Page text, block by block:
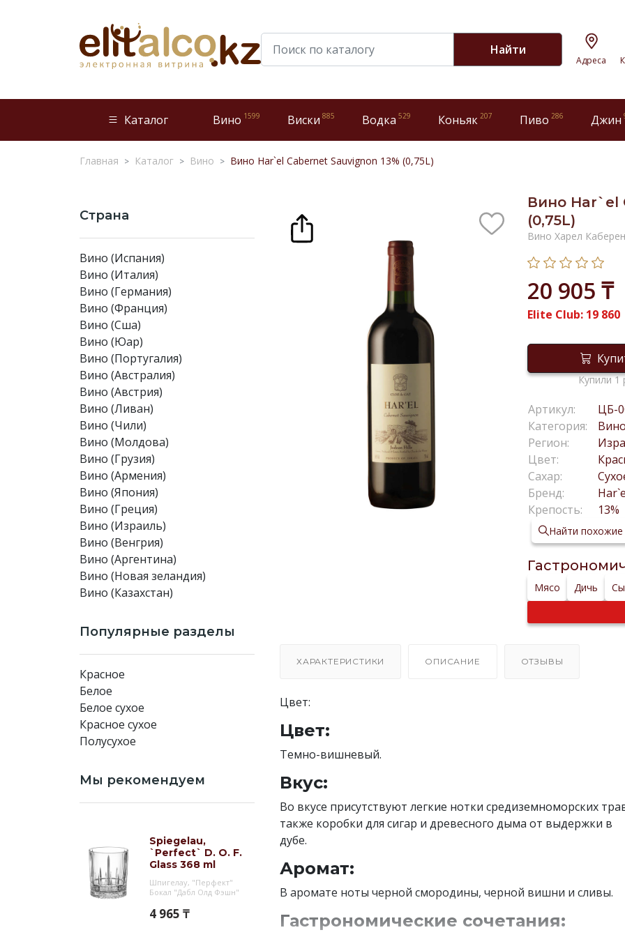
Найти
Адреса
Каталог Вино 1599 Виски 885 Водка 529 Коньяк 207 Пиво 286 Джин
Главная Каталог Вино Вино Har`el Cabernet Sauvignon 13% (0,75L)
Страна
Вино (Испания)
Вино (Италия)
Вино (Германия)
Вино (Франция)
Вино (Сша)
Вино (Юар)
Вино (Португалия)
Вино (Австралия)
Вино (Австрия)
Вино (Ливан)
Вино (Чили)
Вино (Молдова)
Вино (Грузия)
Вино (Армения)
Вино (Япония)
Вино (Греция)
Вино (Израиль)
Вино (Венгрия)
Вино (Аргентина)
Вино (Новая зеландия)
Вино (Казахстан)
Популярные разделы
Красное
Белое
Белое сухое
Красное сухое
Полусухое
Мы рекомендуем
Spiegelau,
`Perfect` D. O. F.
Glass 368 ml
Шпигелау, "Перфект"
Бокал "Дабл Олд Фэшн"
4 965 ₸
Вино Har`el
(0,75L)
Вино Харел
20 905 ₸
Elite Club: 19 860
Купили 1
Артикул:
ЦБ-
Категория:
Регион:
Цвет:
Сахар:
Бренд:
Крепость:
13%
Найти похожие
Мясо Дичь
ХАРАКТЕРИСТИКИ ОПИСАНИЕ ОТЗЫВЫ
Цвет:
Цвет:
Темно-вишневый.
Вкус:
Во вкусе присутствуют легкие нотки средиземноморских
также коробки для сигар и древесного дыма от выдержки в
дубе.
Аромат:
В аромате ноты черной смородины, черной вишни и сливы.
Гастрономические сочетания: